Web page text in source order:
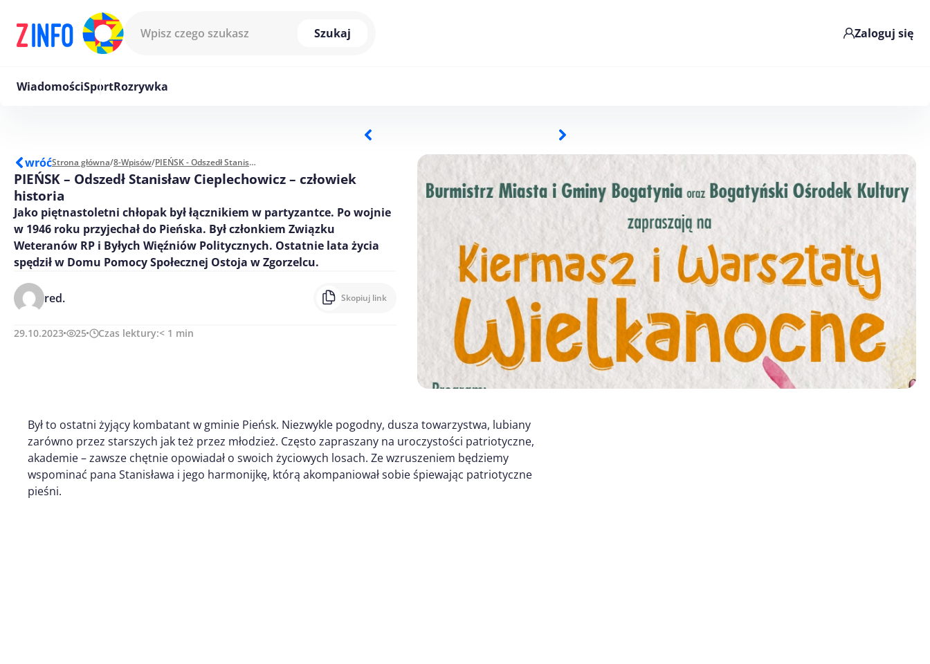
Szukaj
Zaloguj się
WiadomościSportRozrywka
wróćStrona główna/8-Wpisów/ PIEŃSK - Odszedł Stanisław Cieplechowicz - człowiek historia
PIEŃSK – Odszedł Stanisław Cieplechowicz – człowiek
historia
Jako piętnastoletni chłopak był łącznikiem w partyzantce. Po wojnie
w 1946 roku przyjechał do Pieńska. Był członkiem Związku
Weteranów RP i Byłych Więźniów Politycznych. Ostatnie lata życia
spędził w Domu Pomocy Społecznej Ostoja w Zgorzelcu.
red. Skopiuj link
29.10.2023 25 Czas lektury:< 1 min
Był to ostatni żyjący kombatant w gminie Pieńsk. Niezwykle pogodny, dusza towarzystwa, lubiany
zarówno przez starszych jak też przez młodzież. Często zapraszany na uroczystości patriotyczne,
akademie – zawsze chętnie opowiadał o swoich życiowych losach. Ze wzruszeniem będziemy
wspominać pana Stanisława i jego harmonijkę, którą akompaniował sobie śpiewając patriotyczne
pieśni.